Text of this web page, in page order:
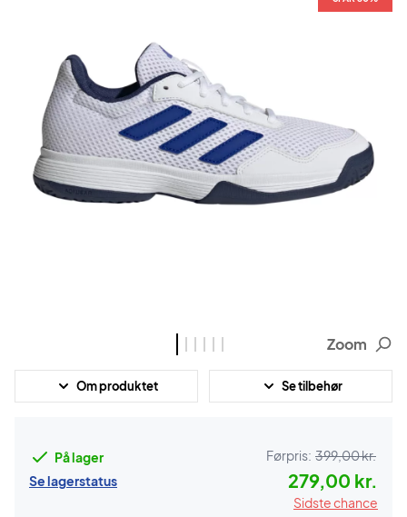
Zoom
Om produktet Se tilbehør
På lager
Se lagerstatus
Førpris: 399,00 kr.
279,00 kr.
Sidste chance